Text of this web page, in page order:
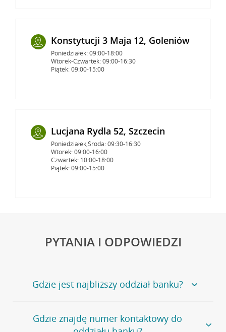
Konstytucji 3 Maja 12, Goleniów
Poniedziałek: 09:00-18:00
Wtorek-Czwartek: 09:00-16:30
Piątek: 09:00-15:00
Lucjana Rydla 52, Szczecin
Poniedziałek,Środa: 09:30-16:30
Wtorek: 09:00-16:00
Czwartek: 10:00-18:00
Piątek: 09:00-15:00
PYTANIA I ODPOWIEDZI
Gdzie jest najbliższy oddział banku?
Jeśli szukasz oddziału naszego banku, zapraszamy na
stronęPlacówki i bankomaty, na której znajduje się
Gdzie znajdę numer kontaktowy do